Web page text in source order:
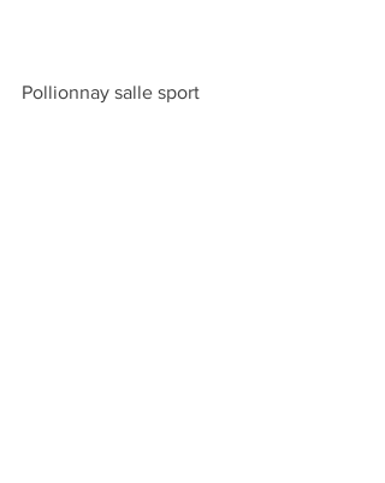
Pollionnay salle sport